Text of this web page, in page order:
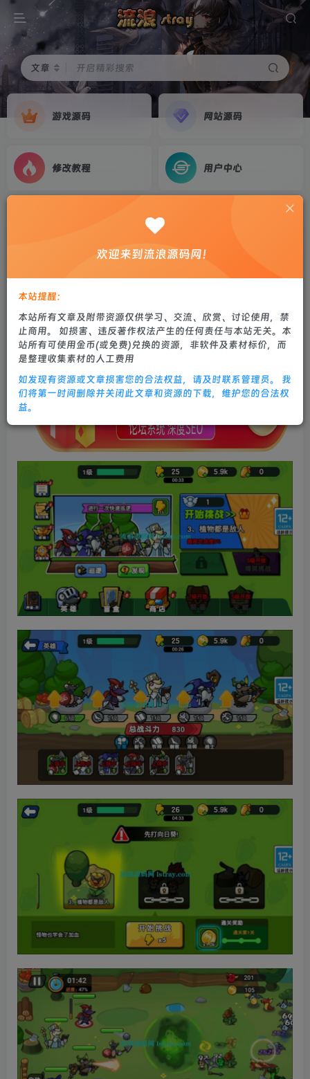
文章 开启精彩搜索
游戏源码 网站源码
修改教程 用户中心
服务端+Linux手工服务端+简易客户端+教程
2个月前更新
0 565 24
欢迎来到流浪源码网！
本站提醒：
本站所有文章及附带资源仅供学习、交流、欣赏、讨论使用，禁
止商用。 如损害、违反著作权法产生的任何责任与本站无关。本
站所有可使用金币(或免费)兑换的资源，非软件及素材标价，而
是整理收集素材的人工费用
如发现有资源或文章损害您的合法权益，请及时联系管理员。 我
们将第一时间删除并关闭此文章和资源的下载，维护您的合法权
益。